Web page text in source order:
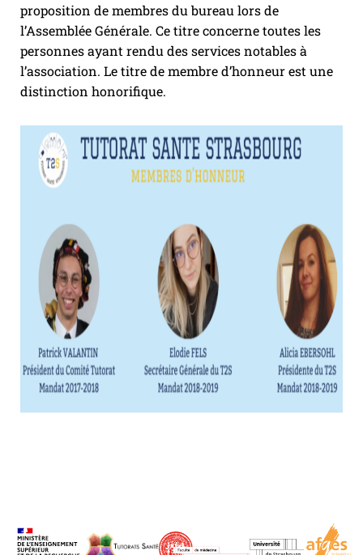
proposition de membres du bureau lors de
l’Assemblée Générale. Ce titre concerne toutes les
personnes ayant rendu des services notables à
l’association. Le titre de membre d’honneur est une
distinction honorifique.